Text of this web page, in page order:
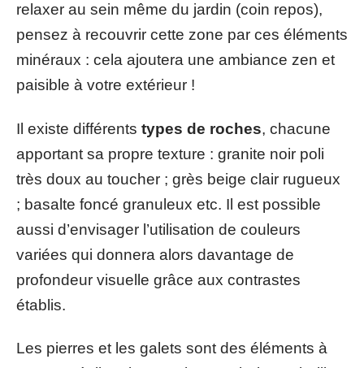
relaxer au sein même du jardin (coin repos),
pensez à recouvrir cette zone par ces éléments
minéraux : cela ajoutera une ambiance zen et
paisible à votre extérieur !
Il existe différents types de roches, chacune
apportant sa propre texture : granite noir poli
très doux au toucher ; grès beige clair rugueux
; basalte foncé granuleux etc. Il est possible
aussi d’envisager l’utilisation de couleurs
variées qui donnera alors davantage de
profondeur visuelle grâce aux contrastes
établis.
Les pierres et les galets sont des éléments à